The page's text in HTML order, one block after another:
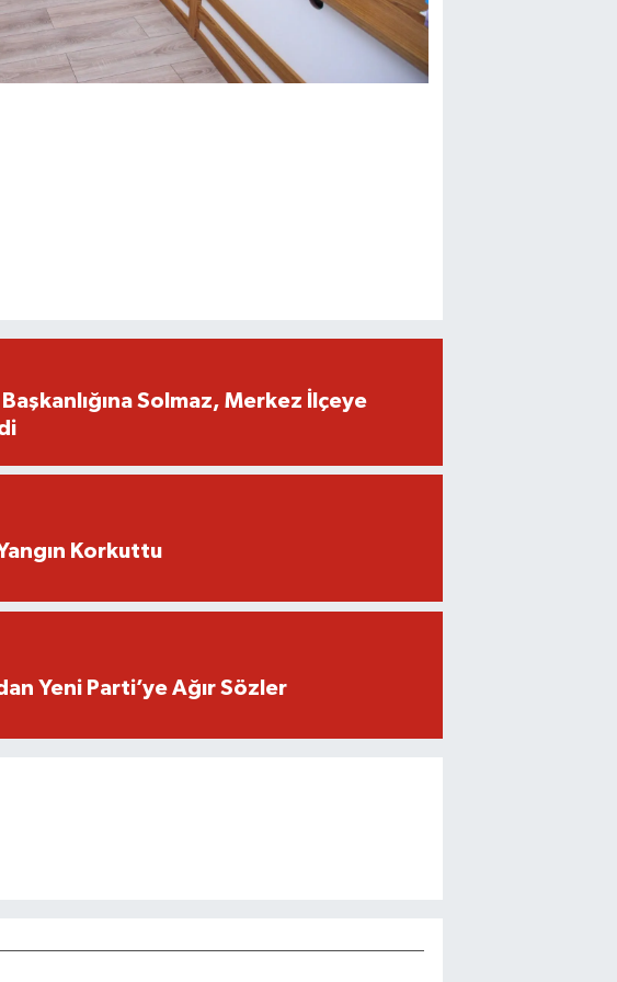
Solmaz, Merkez İlçeye
Korkuttu
Yeni Parti’ye Ağır Sözler